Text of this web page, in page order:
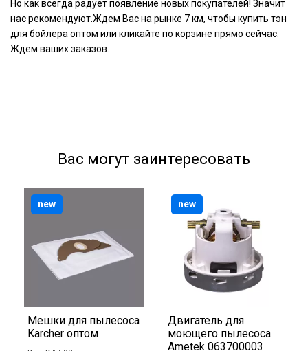
Но как всегда радует появление новых покупателей! Значит
нас рекомендуют.Ждем Вас на рынке 7 км, чтобы купить тэн
для бойлера оптом или кликайте по корзине прямо сейчас.
Ждем ваших заказов.
Вас могут заинтересовать
Мешки для пылесоса
Karcher оптом
new
Двигатель для
моющего пылесоса
Ametek 063700003
new